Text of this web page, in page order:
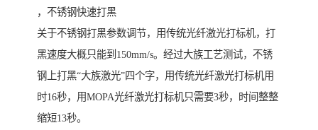
，不锈钢快速打黑
关于不锈钢打黑参数调节，用传统光纤激光打标机，打
黑速度大概只能到150mm/s。经过大族工艺测试，不锈
钢上打黑“大族激光”四个字，用传统光纤激光打标机用
时16秒，用MOPA光纤激光打标机只需要3秒，时间整整
缩短13秒。